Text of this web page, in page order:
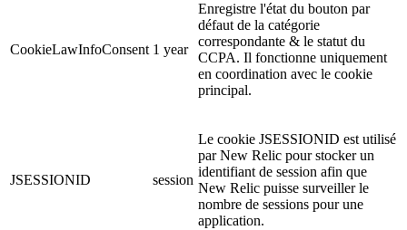
CookieLawInfoConsent 1 year
Enregistre l'état du bouton par
défaut de la catégorie
correspondante & le statut du
CCPA. Il fonctionne uniquement
en coordination avec le cookie
principal.
JSESSIONID session
Le cookie JSESSIONID est utilisé
par New Relic pour stocker un
identifiant de session afin que
New Relic puisse surveiller le
nombre de sessions pour une
application.